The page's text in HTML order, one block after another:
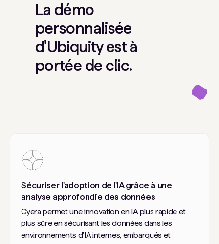
La démo
personnalisée
d'Ubiquity est à
portée de clic.
Sécuriser l'adoption de l'IA grâce à une
analyse approfondie des données
Cyera permet une innovation en IA plus rapide et
plus sûre en sécurisant les données dans les
environnements d'IA internes, embarqués et